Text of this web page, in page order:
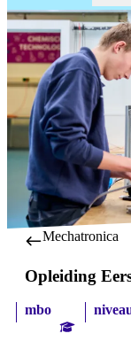
Mechatronica
Opleiding
mbo